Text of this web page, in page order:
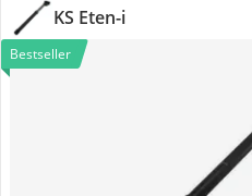
KS Eten-i
Bestseller